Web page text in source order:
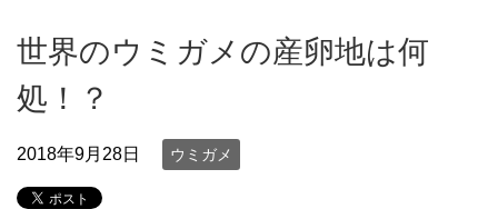
世界のウミガメの産卵地は何
処！？
2018年9月28日 ウミガメ